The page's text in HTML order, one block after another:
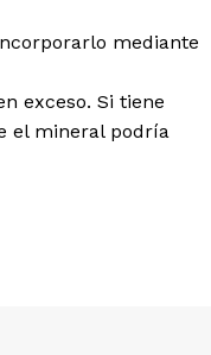
mediante
exceso. Si tiene
el mineral podría